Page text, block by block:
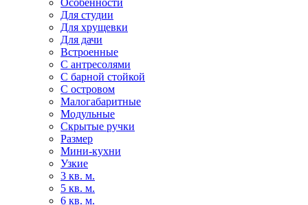
Особенности
Для студии
Для хрущевки
Для дачи
Встроенные
С антресолями
С барной стойкой
С островом
Малогабаритные
Модульные
Скрытые ручки
Размер
Мини-кухни
Узкие
3 кв. м.
5 кв. м.
6 кв. м.